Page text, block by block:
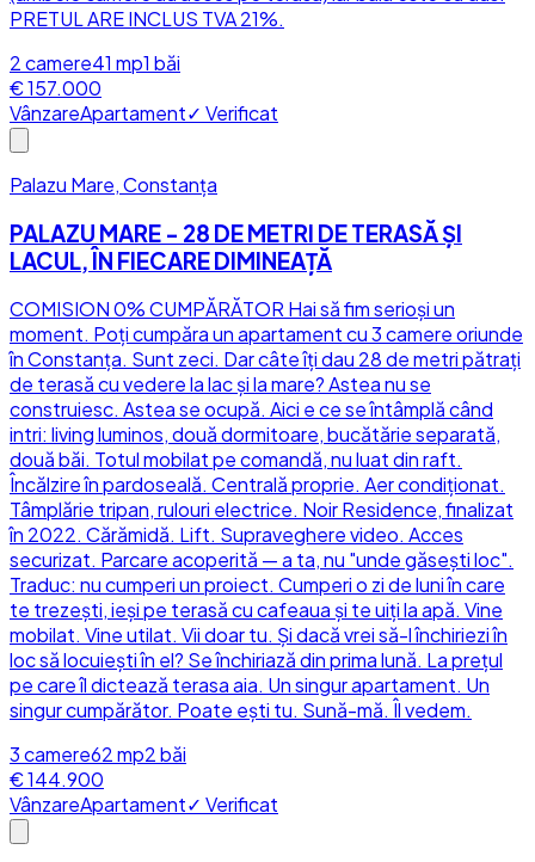
PRETUL ARE INCLUS TVA 21%.
2camere41 mp1 băi
€ 157.000
VânzareApartament✓ Verificat
Palazu Mare, Constanța
PALAZU MARE - 28 DE METRI DE TERASĂ ȘI
LACUL, ÎN FIECARE DIMINEAȚĂ
COMISION 0% CUMPĂRĂTOR Hai să fim serioși un
moment. Poți cumpăra un apartament cu 3 camere oriunde
în Constanța. Sunt zeci. Dar câte îți dau 28 de metri pătrați
de terasă cu vedere la lac și la mare? Astea nu se
construiesc. Astea se ocupă. Aici e ce se întâmplă când
intri: living luminos, două dormitoare, bucătărie separată,
două băi. Totul mobilat pe comandă, nu luat din raft.
Încălzire în pardoseală. Centrală proprie. Aer condiționat.
Tâmplărie tripan, rulouri electrice. Noir Residence, finalizat
în 2022. Cărămidă. Lift. Supraveghere video. Acces
securizat. Parcare acoperită — a ta, nu "unde găsești loc".
Traduc: nu cumperi un proiect. Cumperi o zi de luni în care
te trezești, ieși pe terasă cu cafeaua și te uiți la apă. Vine
mobilat. Vine utilat. Vii doar tu. Și dacă vrei să-l închiriezi în
loc să locuiești în el? Se închiriază din prima lună. La prețul
pe care îl dictează terasa aia. Un singur apartament. Un
singur cumpărător. Poate ești tu. Sună-mă. Îl vedem.
3camere62mp2băi
€ 144.900
VânzareApartament✓ Verificat